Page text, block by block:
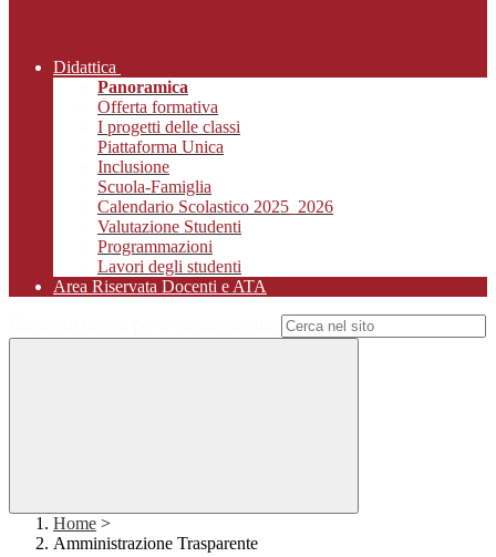
Didattica
Panoramica
Offerta formativa
I progetti delle classi
Piattaforma Unica
Inclusione
Scuola-Famiglia
Calendario Scolastico 2025_2026
Valutazione Studenti
Programmazioni
Lavori degli studenti
Area Riservata Docenti e ATA
Home >
Amministrazione Trasparente